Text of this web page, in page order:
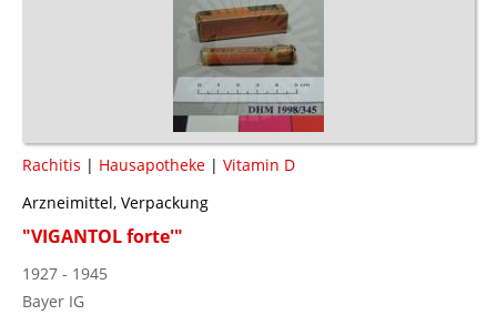
Rachitis | Hausapotheke | Vitamin D
Arzneimittel, Verpackung
"VIGANTOL forte'"
1927 - 1945
Bayer IG